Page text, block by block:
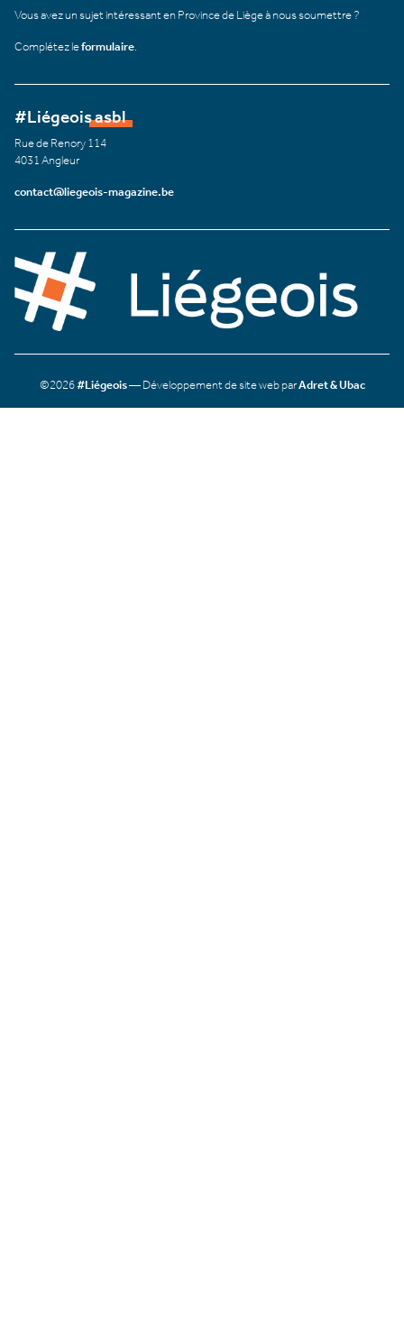
Vous avez un sujet intéressant en Province de Liège à nous soumettre ?
Complétez leformulaire
#Liégeois asbl
Rue de Renory 114
4031 Angleur
contact@liegeois-magazine.be
©2026#Liégeois— Développement de site web parAdret & Ubac